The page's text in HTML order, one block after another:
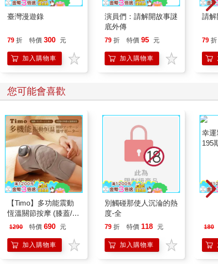
臺灣漫遊錄
79 折 特價 300 元
加入購物車
演員們：請解開故事謎
底外傳
79 折 特價 95 元
加入購物車
請解
79 折
您可能會喜歡
【Timo】多功能震動
恆溫關節按摩 (膝蓋/
肩/手肘通用) 無線充電
膝熱敷 【單入組】
1290 特價 690 元
加入購物車
別觸碰那使人沉淪的熱
度-全
79 折 特價 118 元
加入購物車
180